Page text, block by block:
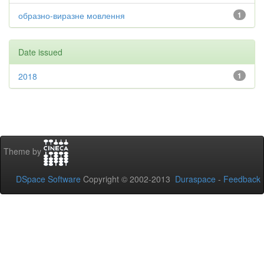
1
образно-виразне мовлення
Date issued
1
2018
Theme by
DSpace Software Copyright © 2002-2013 Duraspace - Feedback